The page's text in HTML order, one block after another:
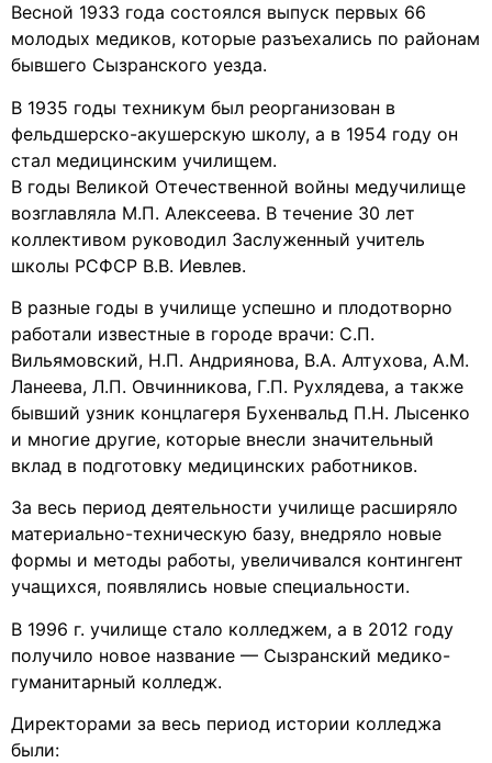
Весной 1933 года состоялся выпуск первых 66
молодых медиков, которые разъехались по районам
бывшего Сызранского уезда.
В 1935 годы техникум был реорганизован в
фельдшерско-акушерскую школу, а в 1954 году он
стал медицинским училищем.
В годы Великой Отечественной войны медучилище
возглавляла М.П. Алексеева. В течение 30 лет
коллективом руководил Заслуженный учитель
школы РСФСР В.В. Иевлев.
В разные годы в училище успешно и плодотворно
работали известные в городе врачи: С.П.
Вильямовский, Н.П. Андриянова, В.А. Алтухова, А.М.
Ланеева, Л.П. Овчинникова, Г.П. Рухлядева, а также
бывший узник концлагеря Бухенвальд П.Н. Лысенко
и многие другие, которые внесли значительный
вклад в подготовку медицинских работников.
За весь период деятельности училище расширяло
материально-техническую базу, внедряло новые
формы и методы работы, увеличивался контингент
учащихся, появлялись новые специальности.
В 1996 г. училище стало колледжем, а в 2012 году
получило новое название — Сызранский медико-
гуманитарный колледж.
Директорами за весь период истории колледжа
были: